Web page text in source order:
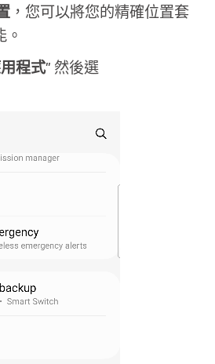
，您可以將您的精確位置套
程式” 然後選